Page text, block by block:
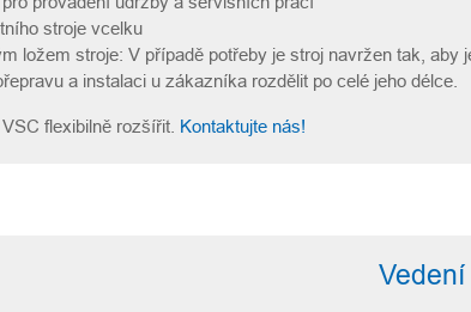
stroje vcelku
ložem stroje: V případě potřeby je stroj navržen tak, aby
a instalaci u zákazníka rozdělit po celé jeho délce.
flexibilně rozšířit. Kontaktujte nás!